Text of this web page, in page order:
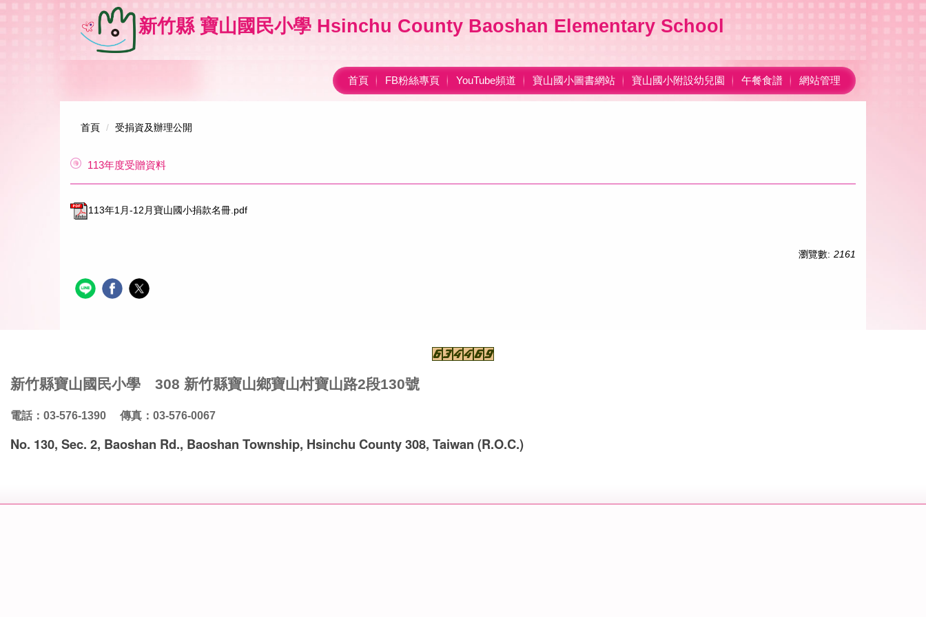
新竹縣 寶山國民小學 Hsinchu County Baoshan Elementary School
首頁 FB粉絲專頁 YouTube頻道 寶山國小圖書網站 寶山國小附設幼兒園 午餐食譜 網站管理
首頁 受捐資及辦理公開
113年度受贈資料
113年1月-12月寶山國小捐款名冊.pdf
瀏覽數: 2161
新竹縣寶山國民小學 308 新竹縣寶山鄉寶山村寶山路2段130號
電話：03-576-1390 傳真：03-576-0067
No. 130, Sec. 2, Baoshan Rd., Baoshan Township, Hsinchu County 308, Taiwan (R.O.C.)